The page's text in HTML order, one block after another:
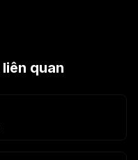
liên quan